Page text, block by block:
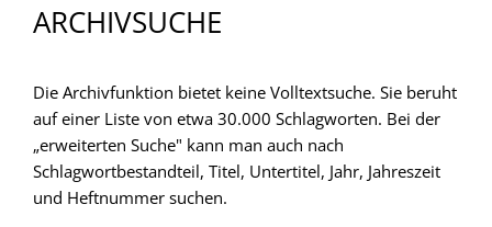
ARCHIVSUCHE
Die Archivfunktion bietet keine Volltextsuche. Sie beruht
auf einer Liste von etwa 30.000 Schlagworten. Bei der
„erweiterten Suche" kann man auch nach
Schlagwortbestandteil, Titel, Untertitel, Jahr, Jahreszeit
und Heftnummer suchen.